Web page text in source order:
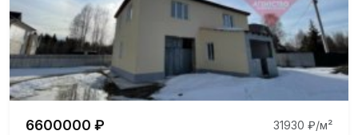
6600000 ₽ 31930 ₽/м²